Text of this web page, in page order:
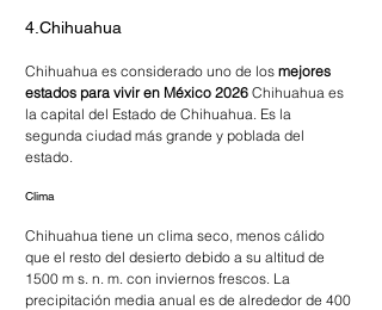
4.Chihuahua
Chihuahua es considerado uno de los mejores
estados para vivir en México 2026 Chihuahua es
la capital del Estado de Chihuahua. Es la
segunda ciudad más grande y poblada del
estado.
Clima
Chihuahua tiene un clima seco, menos cálido
que el resto del desierto debido a su altitud de
1500 m s. n. m. con inviernos frescos. La
precipitación media anual es de alrededor de 400